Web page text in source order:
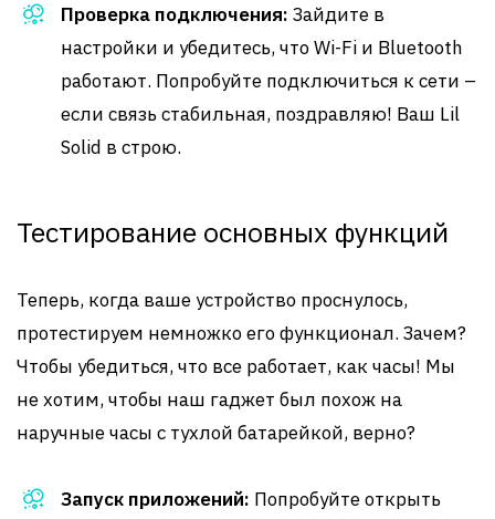
Проверка подключения: Зайдите в
настройки и убедитесь, что Wi-Fi и Bluetooth
работают. Попробуйте подключиться к сети –
если связь стабильная, поздравляю! Ваш Lil
Solid в строю.
Тестирование основных функций
Теперь, когда ваше устройство проснулось,
протестируем немножко его функционал. Зачем?
Чтобы убедиться, что все работает, как часы! Мы
не хотим, чтобы наш гаджет был похож на
наручные часы с тухлой батарейкой, верно?
Запуск приложений: Попробуйте открыть